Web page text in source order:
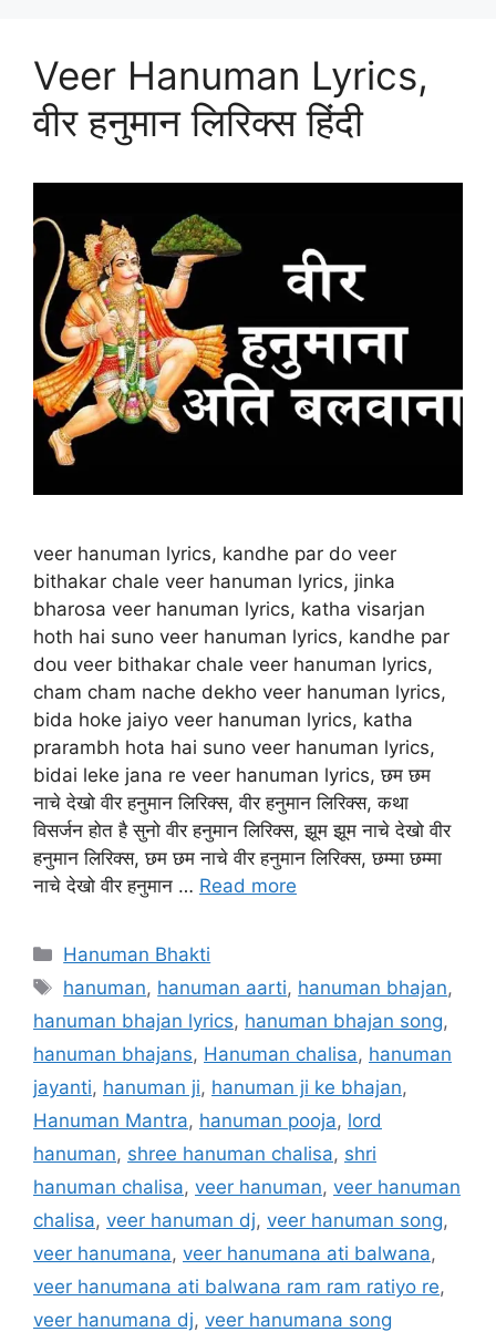
Veer Hanuman Lyrics,
वीर हनुमान लिरिक्स हिंदी
veer hanuman lyrics, kandhe par do veer
bithakar chale veer hanuman lyrics, jinka
bharosa veer hanuman lyrics, katha visarjan
hoth hai suno veer hanuman lyrics, kandhe par
dou veer bithakar chale veer hanuman lyrics,
cham cham nache dekho veer hanuman lyrics,
bida hoke jaiyo veer hanuman lyrics, katha
prarambh hota hai suno veer hanuman lyrics,
bidai leke jana re veer hanuman lyrics, छम छम
नाचे देखो वीर हनुमान लिरिक्स, वीर हनुमान लिरिक्स, कथा
विसर्जन होत है सुनो वीर हनुमान लिरिक्स, झूम झूम नाचे देखो वीर
हनुमान लिरिक्स, छम छम नाचे वीर हनुमान लिरिक्स, छम्मा छम्मा
नाचे देखो वीर हनुमान … Read more
Categories
Hanuman Bhakti
Tags
hanuman, hanuman aarti, hanuman bhajan,
hanuman bhajan lyrics, hanuman bhajan song,
hanuman bhajans, Hanuman chalisa, hanuman
jayanti, hanuman ji, hanuman ji ke bhajan,
Hanuman Mantra, hanuman pooja, lord
hanuman, shree hanuman chalisa, shri
hanuman chalisa, veer hanuman, veer hanuman
chalisa, veer hanuman dj, veer hanuman song,
veer hanumana, veer hanumana ati balwana,
veer hanumana ati balwana ram ram ratiyo re,
veer hanumana dj, veer hanumana song